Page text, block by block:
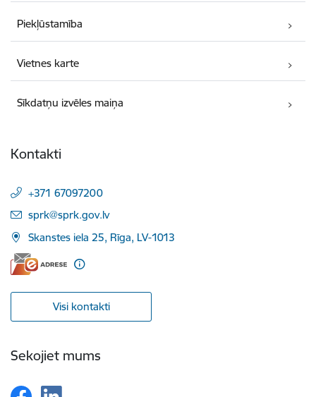
Piekļūstamība
Vietnes karte
Sīkdatņu izvēles maiņa
Kontakti
+371 67097200
E-pasts:
sprk@sprk.gov.lv
Skanstes iela 25, Rīga, LV-1013
Visi kontakti
Sekojiet mums